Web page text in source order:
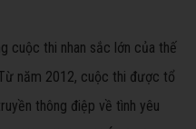
cuộc thi nhan sắc lớn của thế
năm 2012, cuộc thi được tổ
thông điệp về tình yêu